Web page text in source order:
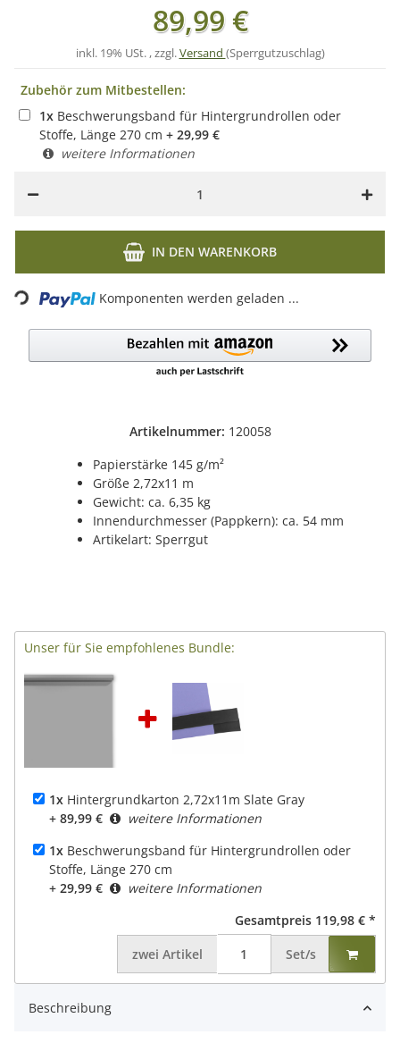
Artikelnummer: 120058
Papierstärke 145 g/m²
Größe 2,72x11 m
Gewicht: ca. 6,35 kg
Innendurchmesser (Pappkern): ca. 54 mm
Artikelart: Sperrgut
89,99 €
inkl. 19% USt. , zzgl.Versand (Sperrgutzuschlag)
Zubehör zum Mitbestellen:
1x Beschwerungsband für Hintergrundrollen oder
Stoffe, Länge 270 cm + 29,99 €
weitere Informationen
IN DEN WARENKORB
Loading... Komponenten werden geladen ...
Unser für Sie empfohlenes Bundle:
1x Hintergrundkarton 2,72x11m Slate Gray
+ 89,99 €
weitere Informationen
1x Beschwerungsband für Hintergrundrollen oder
Stoffe, Länge 270 cm
+ 29,99 €
weitere Informationen
Gesamtpreis 119,98 € *
zwei Artikel Set/s
Beschreibung